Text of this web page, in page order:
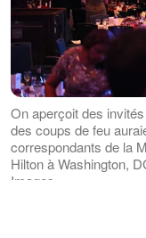
On aperçoit des
des coups de feu
correspondants de la
Hilton à Washington,
Images